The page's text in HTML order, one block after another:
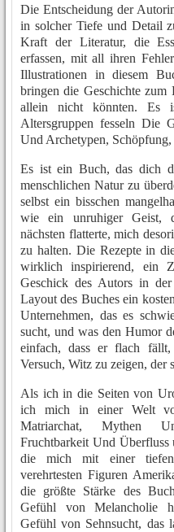
Die Entscheidung der
in solcher Tiefe und Detail
Kraft der Literatur, die
erfassen, mit all ihren
Illustrationen in diesem
bringen die Geschichte zum
allein nicht könnten. Es
Altersgruppen fesseln Die
Und Archetypen,
Es ist ein Buch, das dich
menschlichen Natur zu
selbst ein bisschen
wie ein unruhiger Geist,
nächsten flatterte, mich
zu halten. Die Rezepte in
wirklich inspirierend, ein
Geschick des Autors in
Layout des Buches ein
Unternehmen, das es
sucht, und was den Humor
einfach, dass er flach fällt,
Versuch, Witz zu zeigen, der
Als ich in die Seiten von
ich mich in einer Welt
Matriarchat, Mythen
Fruchtbarkeit Und Überfluss
die mich mit einer
verehrtesten Figuren
die größte Stärke des
Gefühl von Melancholie
Gefühl von Sehnsucht, das